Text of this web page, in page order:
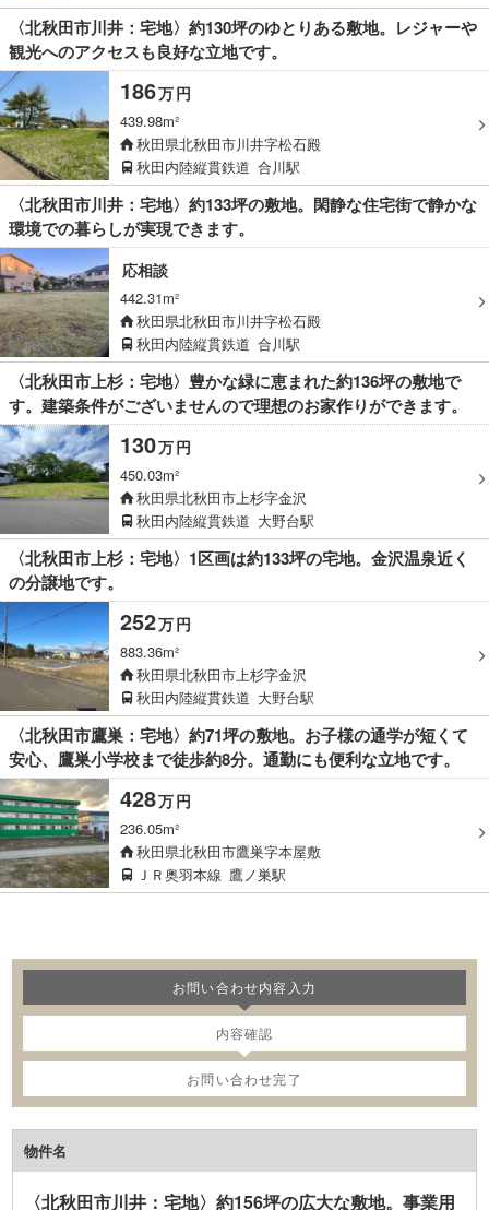
〈北秋田市川井：宅地〉約130坪のゆとりある敷地。レジャーや
観光へのアクセスも良好な立地です。
186万円
439.98m²
秋田県北秋田市川井字松石殿
秋田内陸縦貫鉄道 合川駅
〈北秋田市川井：宅地〉約133坪の敷地。閑静な住宅街で静かな
環境での暮らしが実現できます。
応相談
442.31m²
秋田県北秋田市川井字松石殿
秋田内陸縦貫鉄道 合川駅
〈北秋田市上杉：宅地〉豊かな緑に恵まれた約136坪の敷地で
す。建築条件がございませんので理想のお家作りができます。
130万円
450.03m²
秋田県北秋田市上杉字金沢
秋田内陸縦貫鉄道 大野台駅
〈北秋田市上杉：宅地〉1区画は約133坪の宅地。金沢温泉近く
の分譲地です。
252万円
883.36m²
秋田県北秋田市上杉字金沢
秋田内陸縦貫鉄道 大野台駅
〈北秋田市鷹巣：宅地〉約71坪の敷地。お子様の通学が短くて
安心、鷹巣小学校まで徒歩約8分。通勤にも便利な立地です。
428万円
236.05m²
秋田県北秋田市鷹巣字本屋敷
ＪＲ奥羽本線 鷹ノ巣駅
お問い合わせ内容入力
内容確認
お問い合わせ完了
物件名
〈北秋田市川井：宅地〉約156坪の広大な敷地。事業用